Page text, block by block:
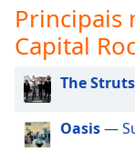
settings,
opens
subtitles
settings
dialog
subtitles
off
Principais
Capital
The Struts
Oasis—